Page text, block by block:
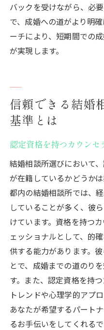
バックを受けながら、必
で、成婚への道がより明
ーチにより、短期間での
が実現します。
信頼できる結婚
基準とは
認定資格を持つカウン
結婚相談所選びにおいて
が在籍しているかどうか
都内の結婚相談所では、
していることが多く、彼
けています。資格を持つ
ェッショナルとして、的
供する能力があります。
とで、成婚までの道のり
す。また、認定資格を持
トレンドや心理学的アプ
あなたが希望するパート
るお手伝いをしてくれる